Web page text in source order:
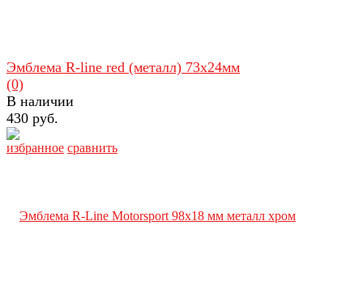
избранное сравнить
Эмблема R-line red (металл) 73х24мм
(0)
В наличии
430 руб.